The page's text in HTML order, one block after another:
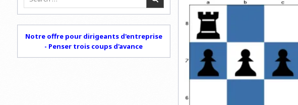
Notre offre pour dirigeants d'entreprise
- Penser trois coups d'avance